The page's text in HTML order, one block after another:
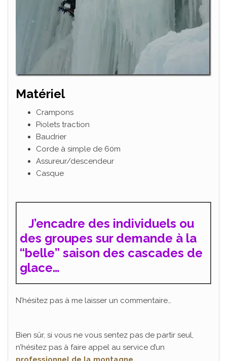
Matériel
Crampons
Piolets traction
Baudrier
Corde à simple de 60m
Assureur/descendeur
Casque
J’encadre des individuels ou
des groupes sur demande à la
“belle” saison des cascades de
glace…
N’hésitez pas à me laisser un commentaire…
Bien sûr, si vous ne vous sentez pas de partir seul,
n’hésitez pas à faire appel au service d’un
​Bienvenue sur mon blog ;)
Laissez-moi votre email pour recevoir gratuitement le livre
"Comment bien débuter l'alpinisme"​qui vous aidera à :
Pratiquer